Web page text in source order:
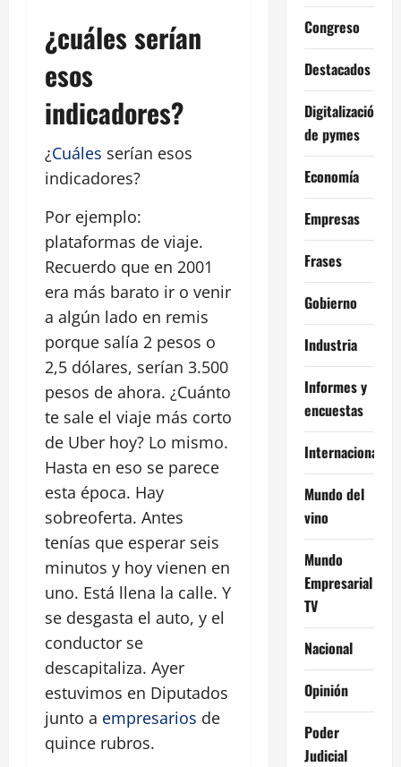
¿cuáles serían
esos
indicadores?
¿Cuáles serían esos
indicadores?
Por ejemplo:
plataformas de viaje.
Recuerdo que en 2001
era más barato ir o venir
a algún lado en remis
porque salía 2 pesos o
2,5 dólares, serían 3.500
pesos de ahora. ¿Cuánto
te sale el viaje más corto
de Uber hoy? Lo mismo.
Hasta en eso se parece
esta época. Hay
sobreoferta. Antes
tenías que esperar seis
minutos y hoy vienen en
uno. Está llena la calle. Y
se desgasta el auto, y el
conductor se
descapitaliza. Ayer
estuvimos en Diputados
junto a empresarios de
quince rubros.
Congreso
Destacados
Digitalización
de pymes
Economía
Empresas
Frases
Gobierno
Industria
Informes y
encuestas
Internacional
Mundo del
vino
Mundo
Empresarial
TV
Nacional
Opinión
Poder
Judicial